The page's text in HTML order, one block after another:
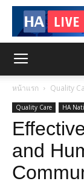
หน้าแรก Quality
Quality Care HA
and